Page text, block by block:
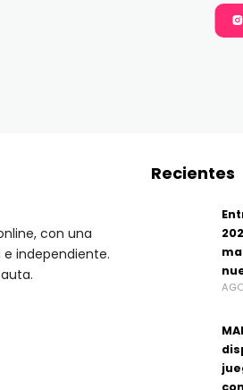
con una
independiente.
Recientes